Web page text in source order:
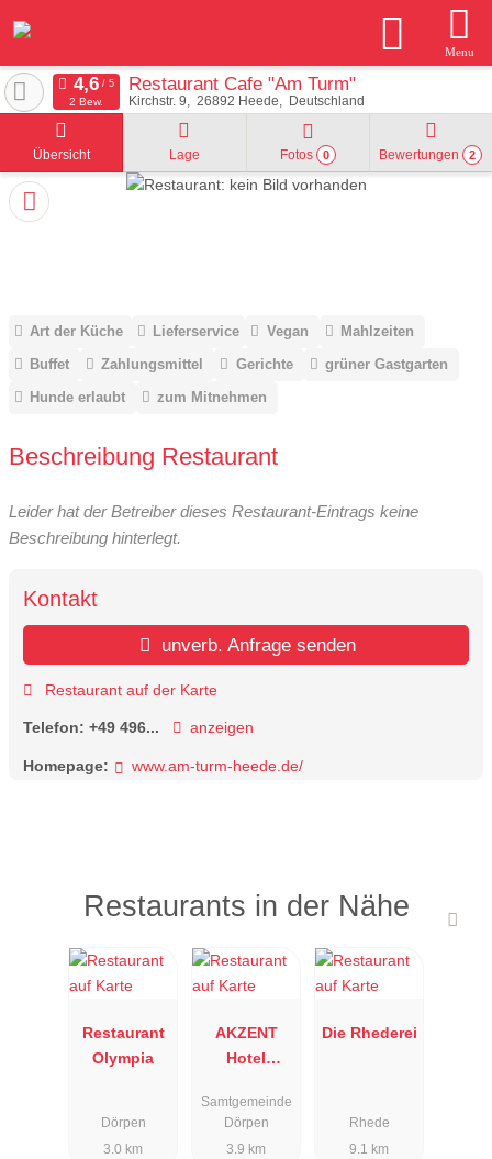
Menu
Restaurant Cafe "Am Turm"
Kirchstr. 9 26892 Heede Deutschland
2 Bew.
Übersicht Lage Fotos 0 Bewertungen 2
Art der Küche Lieferservice Vegan
Mahlzeiten
Buffet
Zahlungsmittel Gerichte
grüner Gastgarten
Hunde erlaubt
zum Mitnehmen
Beschreibung Restaurant
Leider hat der Betreiber dieses Restaurant-Eintrags keine
Beschreibung hinterlegt.
Kontakt
unverb. Anfrage senden
Restaurant auf der Karte
Telefon: +49 496... anzeigen
Homepage: www.am-turm-heede.de/
Restaurants in der Nähe
Restaurant
Olympia
Dörpen
3.0 km
AKZENT
Hotel
Borchers
Samtgemeinde
Dörpen
3.9 km
Die Rhederei
Rhede
9.1 km